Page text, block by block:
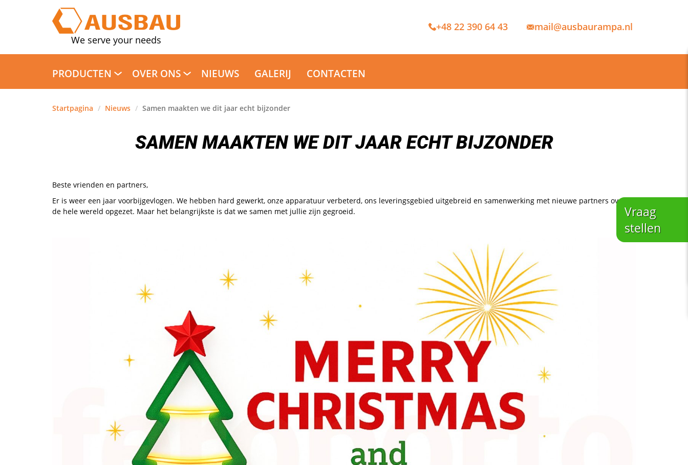
We serve your needs
+48 22 390 64 43 mail@ausbaurampa.nl
PRODUCTEN OVER ONS NIEUWS GALERIJ CONTACTEN
Startpagina / Nieuws / Samen maakten we dit jaar echt bijzonder
SAMEN MAAKTEN WE DIT JAAR ECHT BIJZONDER
Beste vrienden en partners,
Er is weer een jaar voorbijgevlogen. We hebben hard gewerkt, onze apparatuur verbeterd, ons leveringsgebied uitgebreid en samenwerking met nieuwe partners over
de hele wereld opgezet. Maar het belangrijkste is dat we samen met jullie zijn gegroeid.
Vraag
stellen